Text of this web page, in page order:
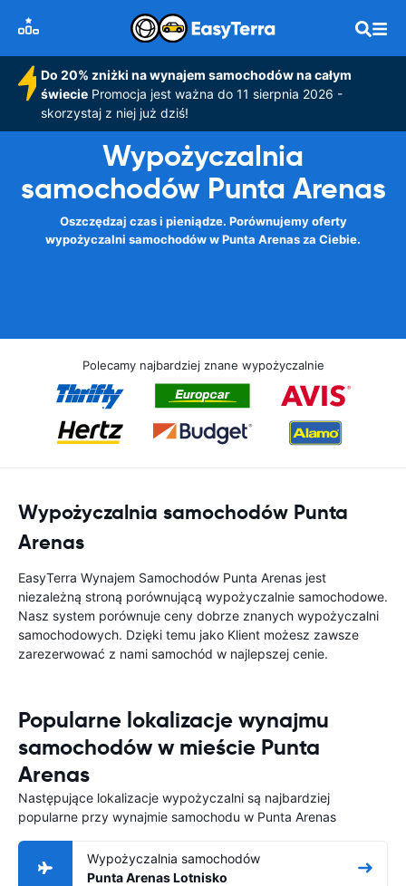
Do 20% zniżki na wynajem samochodów na całym
świeciePromocja jest ważna do 11 sierpnia 2026 -
skorzystaj z niej już dziś!
Wypożyczalnia
samochodów Punta Arenas
Oszczędzaj czas i pieniądze. Porównujemy oferty
wypożyczalni samochodów w Punta Arenas za Ciebie.
Polecamy najbardziej znane wypożyczalnie
Wypożyczalnia samochodów Punta
Arenas
EasyTerra Wynajem Samochodów Punta Arenas jest
niezależną stroną porównującą wypożyczalnie samochodowe.
Nasz system porównuje ceny dobrze znanych wypożyczalni
samochodowych. Dzięki temu jako Klient możesz zawsze
zarezerwować z nami samochód w najlepszej cenie.
Popularne lokalizacje wynajmu
samochodów w mieście Punta
Arenas
Następujące lokalizacje wypożyczalni są najbardziej
popularne przy wynajmie samochodu w Punta Arenas
Wypożyczalnia samochodów
Punta Arenas Lotnisko